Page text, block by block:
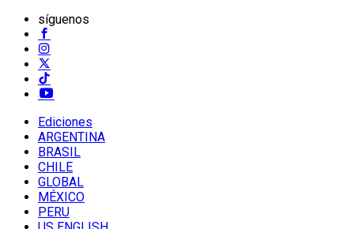
síguenos
Ediciones
ARGENTINA
BRASIL
CHILE
GLOBAL
MÉXICO
PERU